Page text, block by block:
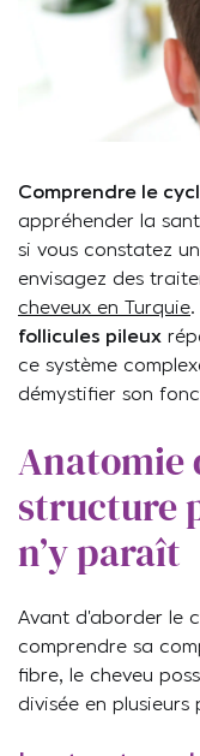
Comprendre le
appréhender la
si vous constatez
envisagez des
cheveux en Turquie
follicules pileux
ce système
démystifier son
Anatomie
structure
n’y paraît
Avant d’aborder le
comprendre sa
fibre, le cheveu
divisée en plusieurs